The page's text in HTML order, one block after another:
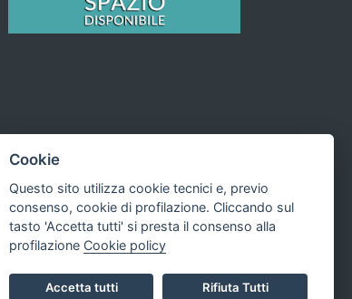
- CMS:Città In Comune
Alta Leggibilità.
Cookie
Questo sito utilizza cookie tecnici e, previo
consenso, cookie di profilazione. Cliccando sul
tasto 'Accetta tutti' si presta il consenso alla
profilazione Cookie policy
Accetta tutti Rifiuta Tutti